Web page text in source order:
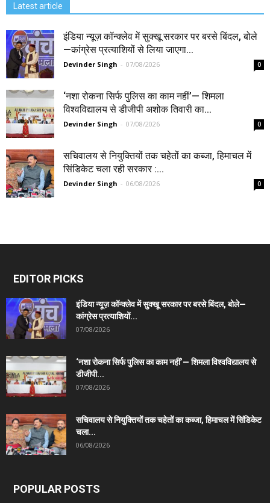
Latest article
इंडिया न्यूज़ कॉन्क्लेव में सुक्खू सरकार पर बरसे बिंदल, बोले
—कांग्रेस प्रत्याशियों से लिया जाएगा...
Devinder Singh - 07/08/2026 0
‘नशा रोकना सिर्फ पुलिस का काम नहीं’— शिमला
विश्वविद्यालय से डीजीपी अशोक तिवारी का...
Devinder Singh - 07/08/2026 0
सचिवालय से नियुक्तियों तक चहेतों का कब्जा, हिमाचल में
सिंडिकेट चला रही सरकार :...
Devinder Singh - 06/08/2026 0
EDITOR PICKS
इंडिया न्यूज़ कॉन्क्लेव में सुक्खू सरकार पर बरसे बिंदल, बोले—
कांग्रेस प्रत्याशियों...
07/08/2026
‘नशा रोकना सिर्फ पुलिस का काम नहीं’— शिमला विश्वविद्यालय से
डीजीपी...
07/08/2026
सचिवालय से नियुक्तियों तक चहेतों का कब्जा, हिमाचल में सिंडिकेट
चला...
06/08/2026
POPULAR POSTS